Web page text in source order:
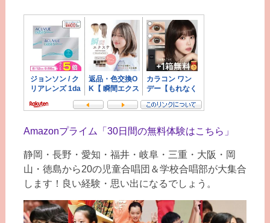
Amazonプライム「30日間の無料体験はこちら」
静岡・長野・愛知・福井・岐阜・三重・大阪・岡
山・徳島から20の児童合唱団＆学校合唱部が大集合
します！良い経験・思い出になるでしょう。